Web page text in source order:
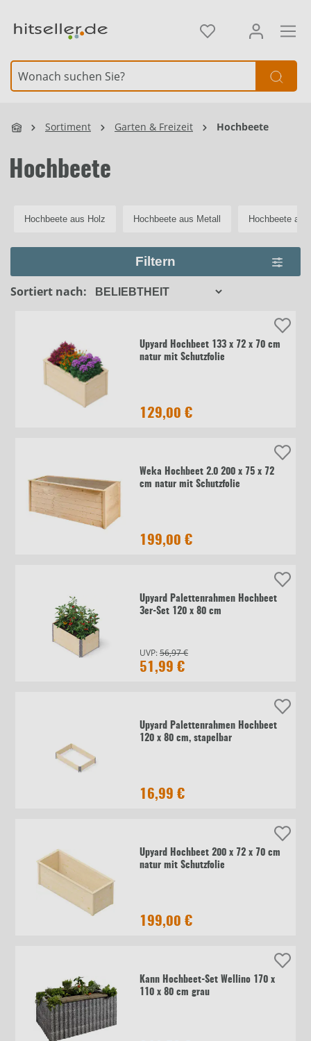
Sortiment Garten & Freizeit Hochbeete
Hochbeete
Hochbeete aus Holz Hochbeete aus Metall Hochbeete
Filtern
Sortiert nach:
Upyard Hochbeet 133 x 72 x 70 cm
natur mit Schutzfolie
129,00 €
Weka Hochbeet 2.0 200 x 75 x 72
cm natur mit Schutzfolie
199,00 €
Upyard Palettenrahmen Hochbeet
3er-Set 120 x 80 cm
UVP:56,97 €
51,99 €
Upyard Palettenrahmen Hochbeet
120 x 80 cm, stapelbar
16,99 €
Upyard Hochbeet 200 x 72 x 70 cm
natur mit Schutzfolie
199,00 €
Kann Hochbeet-Set Wellino 170 x
110 x 80 cm grau
Element überspringen